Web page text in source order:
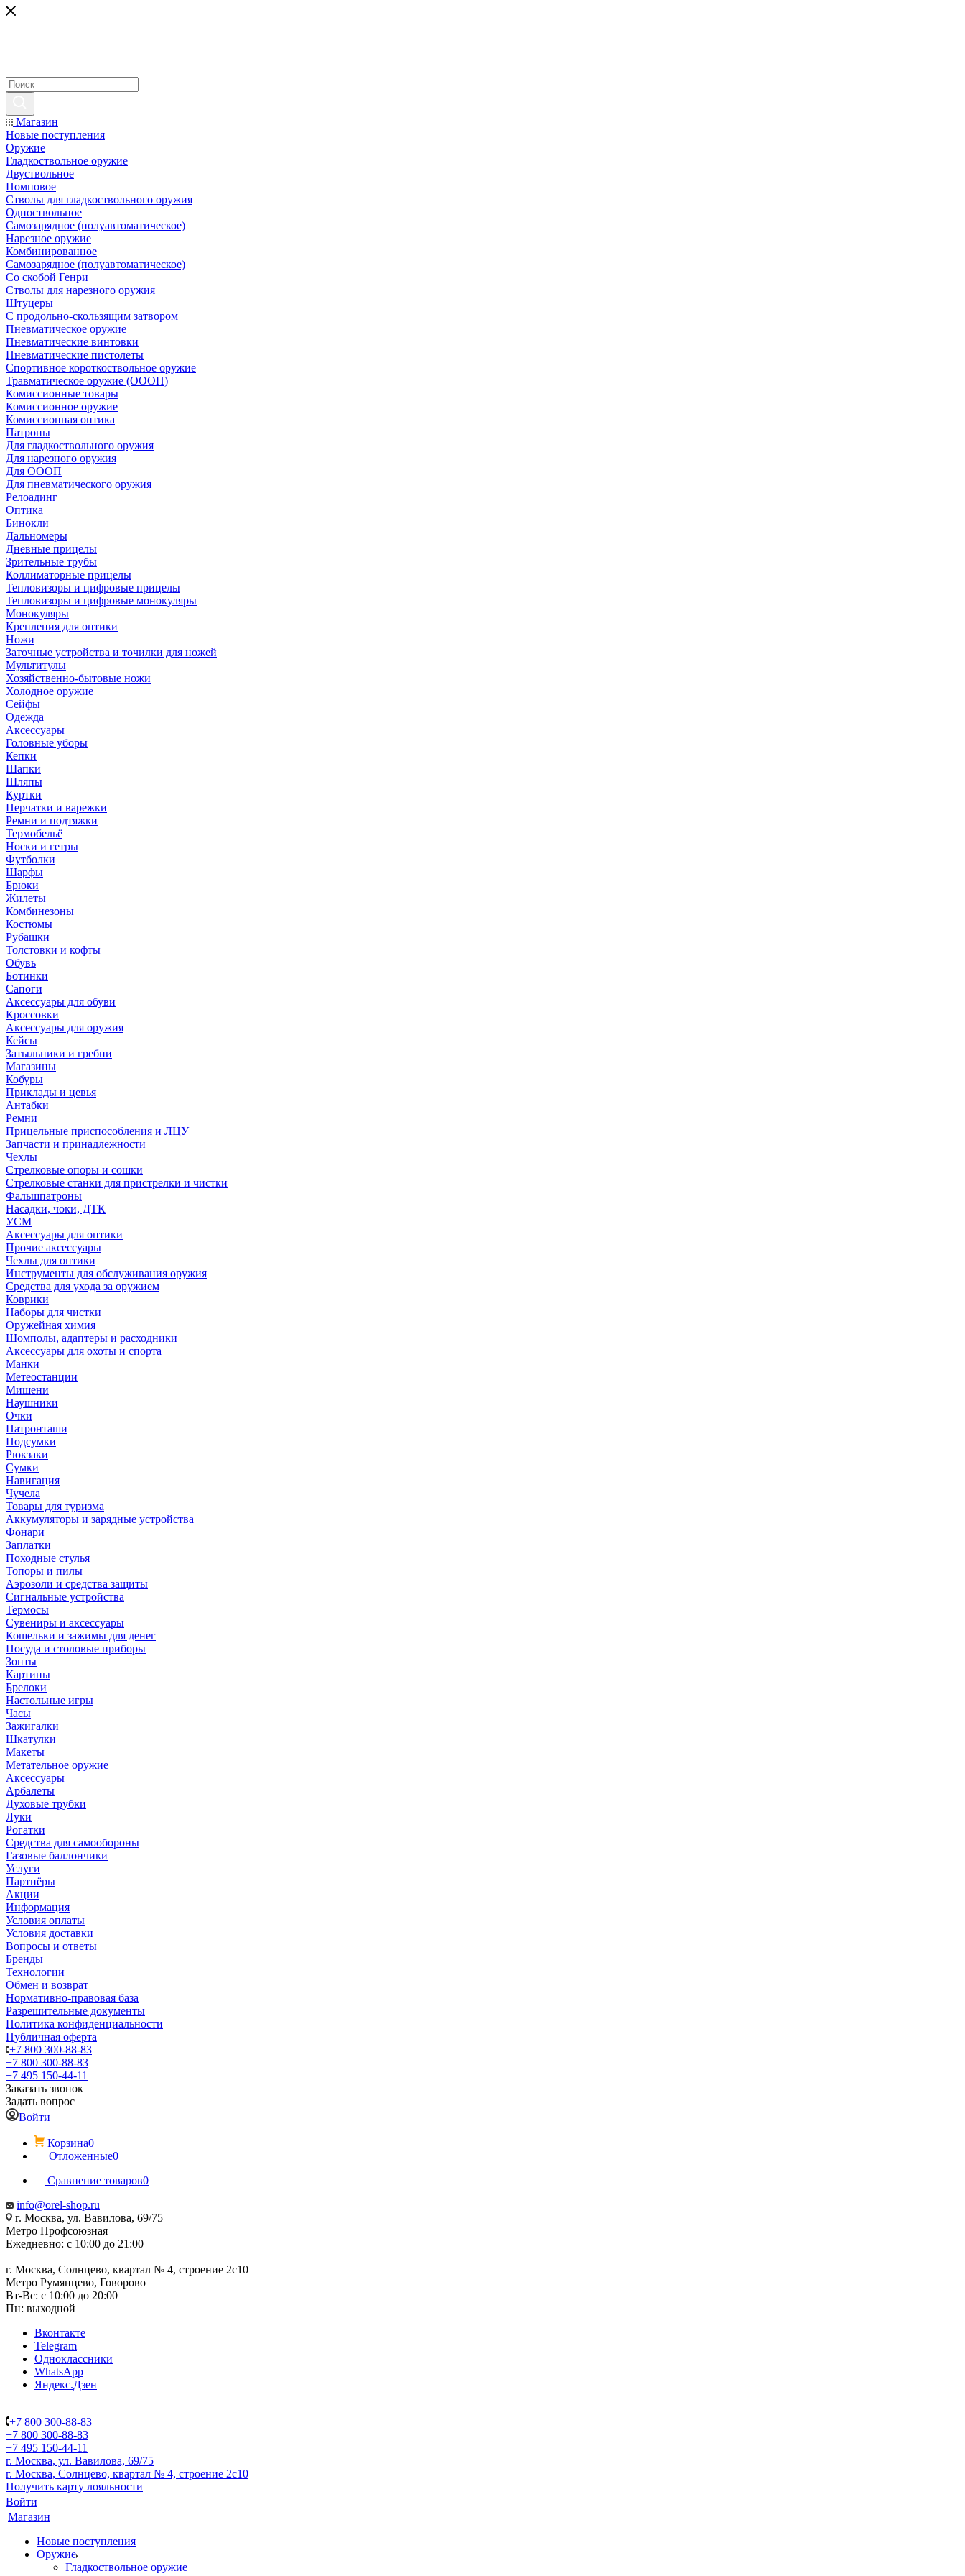
Магазин
Новые поступления
Оружие
Гладкоствольное оружие
Двуствольное
Помповое
Стволы для гладкоствольного оружия
Одноствольное
Самозарядное (полуавтоматическое)
Нарезное оружие
Комбинированное
Самозарядное (полуавтоматическое)
Со скобой Генри
Стволы для нарезного оружия
Штуцеры
С продольно-скользящим затвором
Пневматическое оружие
Пневматические винтовки
Пневматические пистолеты
Спортивное короткоствольное оружие
Травматическое оружие (ОООП)
Комиссионные товары
Комиссионное оружие
Комиссионная оптика
Патроны
Для гладкоствольного оружия
Для нарезного оружия
Для ОООП
Для пневматического оружия
Релоадинг
Оптика
Бинокли
Дальномеры
Дневные прицелы
Зрительные трубы
Коллиматорные прицелы
Тепловизоры и цифровые прицелы
Тепловизоры и цифровые монокуляры
Монокуляры
Крепления для оптики
Ножи
Заточные устройства и точилки для ножей
Мультитулы
Хозяйственно-бытовые ножи
Холодное оружие
Сейфы
Одежда
Аксессуары
Головные уборы
Кепки
Шапки
Шляпы
Куртки
Перчатки и варежки
Ремни и подтяжки
Термобельё
Носки и гетры
Футболки
Шарфы
Брюки
Жилеты
Комбинезоны
Костюмы
Рубашки
Толстовки и кофты
Обувь
Ботинки
Сапоги
Аксессуары для обуви
Кроссовки
Аксессуары для оружия
Кейсы
Затыльники и гребни
Магазины
Кобуры
Приклады и цевья
Антабки
Ремни
Прицельные приспособления и ЛЦУ
Запчасти и принадлежности
Чехлы
Стрелковые опоры и сошки
Стрелковые станки для пристрелки и чистки
Фальшпатроны
Насадки, чоки, ДТК
УСМ
Аксессуары для оптики
Прочие аксессуары
Чехлы для оптики
Инструменты для обслуживания оружия
Средства для ухода за оружием
Коврики
Наборы для чистки
Оружейная химия
Шомполы, адаптеры и расходники
Аксессуары для охоты и спорта
Манки
Метеостанции
Мишени
Наушники
Очки
Патронташи
Подсумки
Рюкзаки
Сумки
Навигация
Чучела
Товары для туризма
Аккумуляторы и зарядные устройства
Фонари
Заплатки
Походные стулья
Топоры и пилы
Аэрозоли и средства защиты
Сигнальные устройства
Термосы
Сувениры и аксессуары
Кошельки и зажимы для денег
Посуда и столовые приборы
Зонты
Картины
Брелоки
Настольные игры
Часы
Зажигалки
Шкатулки
Макеты
Метательное оружие
Аксессуары
Арбалеты
Духовые трубки
Луки
Рогатки
Средства для самообороны
Газовые баллончики
Услуги
Партнёры
Акции
Информация
Условия оплаты
Условия доставки
Вопросы и ответы
Бренды
Технологии
Обмен и возврат
Нормативно-правовая база
Разрешительные документы
Политика конфиденциальности
Публичная оферта
+7 800 300-88-83
+7 800 300-88-83
+7 495 150-44-11
Заказать звонок
Задать вопрос
Войти
Корзина0
Отложенные0
Сравнение товаров0
info@orel-shop.ru
г. Москва, ул. Вавилова, 69/75
Метро Профсоюзная
Ежедневно: с 10:00 до 21:00
г. Москва, Солнцево, квартал № 4, строение 2с10
Метро Румянцево, Говорово
Вт-Вс: с 10:00 до 20:00
Пн: выходной
Вконтакте
Telegram
Одноклассники
WhatsApp
Яндекс.Дзен
+7 800 300-88-83
+7 800 300-88-83
+7 495 150-44-11
г. Москва, ул. Вавилова, 69/75
г. Москва, Солнцево, квартал № 4, строение 2с10
Получить карту лояльности
Войти
Магазин
Новые поступления
Оружие
Гладкоствольное оружие